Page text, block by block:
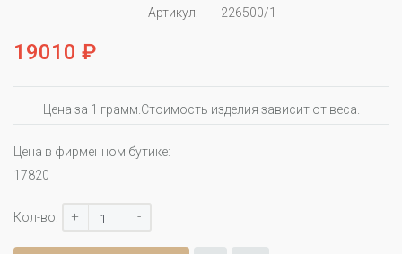
Артикул:
226500/1
19010 ₽
Цена за 1 грамм.Стоимость изделия зависит от веса.
Цена в фирменном бутике:
17820
Кол-во: + -